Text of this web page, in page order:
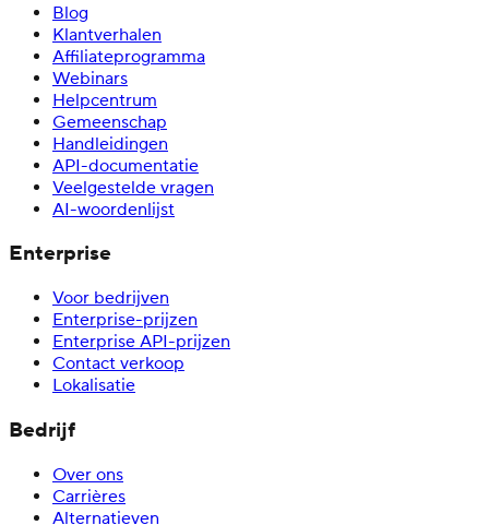
Blog
Klantverhalen
Affiliateprogramma
Webinars
Helpcentrum
Gemeenschap
Handleidingen
API-documentatie
Veelgestelde vragen
AI-woordenlijst
Enterprise
Voor bedrijven
Enterprise-prijzen
Enterprise API-prijzen
Contact verkoop
Lokalisatie
Bedrijf
Over ons
Carrières
Alternatieven